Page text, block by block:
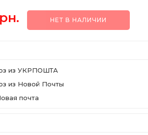
НЕТ В НАЛИЧИИ
из УКРПОШТА
из Новой Почты
почта